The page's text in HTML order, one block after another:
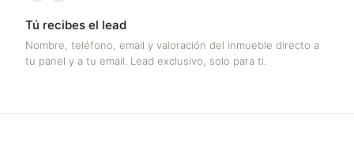
Tú recibes el lead
Nombre, teléfono, email y valoración del inmueble directo a
tu panel y a tu email. Lead exclusivo, solo para ti.